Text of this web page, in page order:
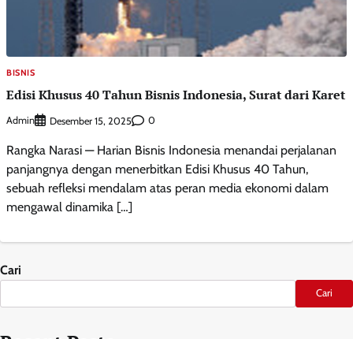
BISNIS
Edisi Khusus 40 Tahun Bisnis Indonesia, Surat dari Karet
Admin Desember 15, 2025 0
Rangka Narasi — Harian Bisnis Indonesia menandai perjalanan
panjangnya dengan menerbitkan Edisi Khusus 40 Tahun,
sebuah refleksi mendalam atas peran media ekonomi dalam
mengawal dinamika […]
Cari
Cari